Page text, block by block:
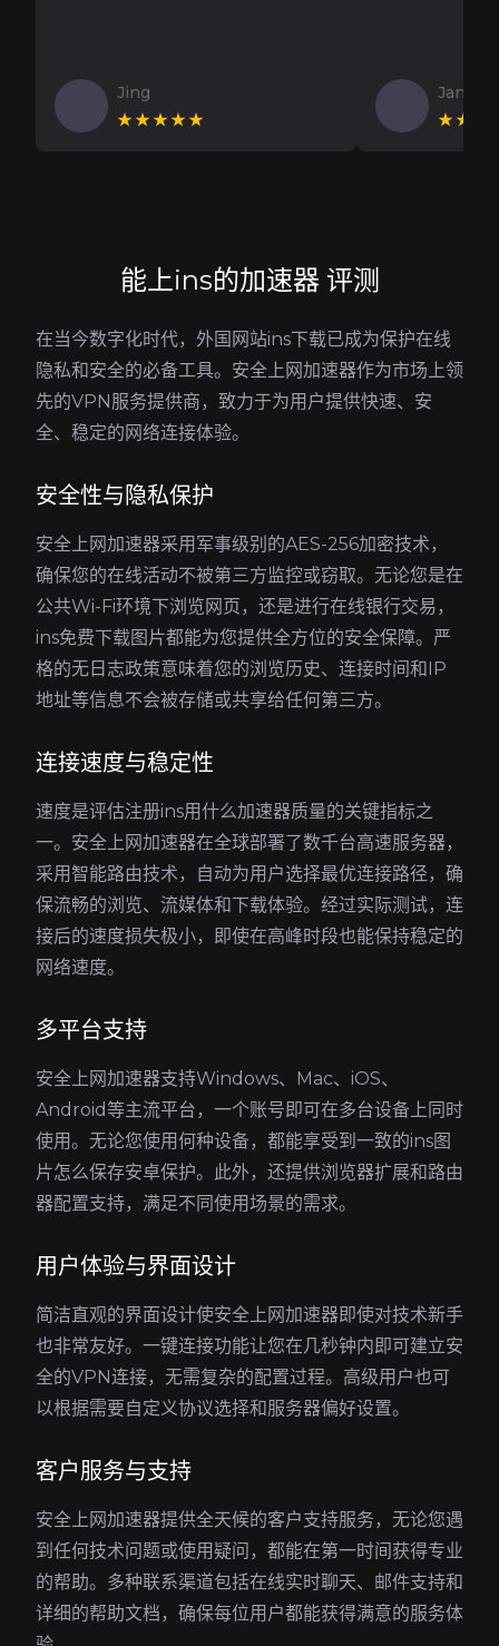
Jing
★★★★★
Jan V
能上ins的加速器 评测
在当今数字化时代，外国网站ins下载已成为保护在线
隐私和安全的必备工具。安全上网加速器作为市场上领
先的VPN服务提供商，致力于为用户提供快速、安
全、稳定的网络连接体验。
安全性与隐私保护
安全上网加速器采用军事级别的AES-256加密技术，
确保您的在线活动不被第三方监控或窃取。无论您是在
公共Wi-Fi环境下浏览网页，还是进行在线银行交易，
ins免费下载图片都能为您提供全方位的安全保障。严
格的无日志政策意味着您的浏览历史、连接时间和IP
地址等信息不会被存储或共享给任何第三方。
连接速度与稳定性
速度是评估注册ins用什么加速器质量的关键指标之
一。安全上网加速器在全球部署了数千台高速服务器，
采用智能路由技术，自动为用户选择最优连接路径，确
保流畅的浏览、流媒体和下载体验。经过实际测试，连
接后的速度损失极小，即使在高峰时段也能保持稳定的
网络速度。
多平台支持
安全上网加速器支持Windows、Mac、iOS、
Android等主流平台，一个账号即可在多台设备上同时
使用。无论您使用何种设备，都能享受到一致的ins图
片怎么保存安卓保护。此外，还提供浏览器扩展和路由
器配置支持，满足不同使用场景的需求。
用户体验与界面设计
简洁直观的界面设计使安全上网加速器即使对技术新手
也非常友好。一键连接功能让您在几秒钟内即可建立安
全的VPN连接，无需复杂的配置过程。高级用户也可
以根据需要自定义协议选择和服务器偏好设置。
客户服务与支持
安全上网加速器提供全天候的客户支持服务，无论您遇
到任何技术问题或使用疑问，都能在第一时间获得专业
的帮助。多种联系渠道包括在线实时聊天、邮件支持和
详细的帮助文档，确保每位用户都能获得满意的服务体